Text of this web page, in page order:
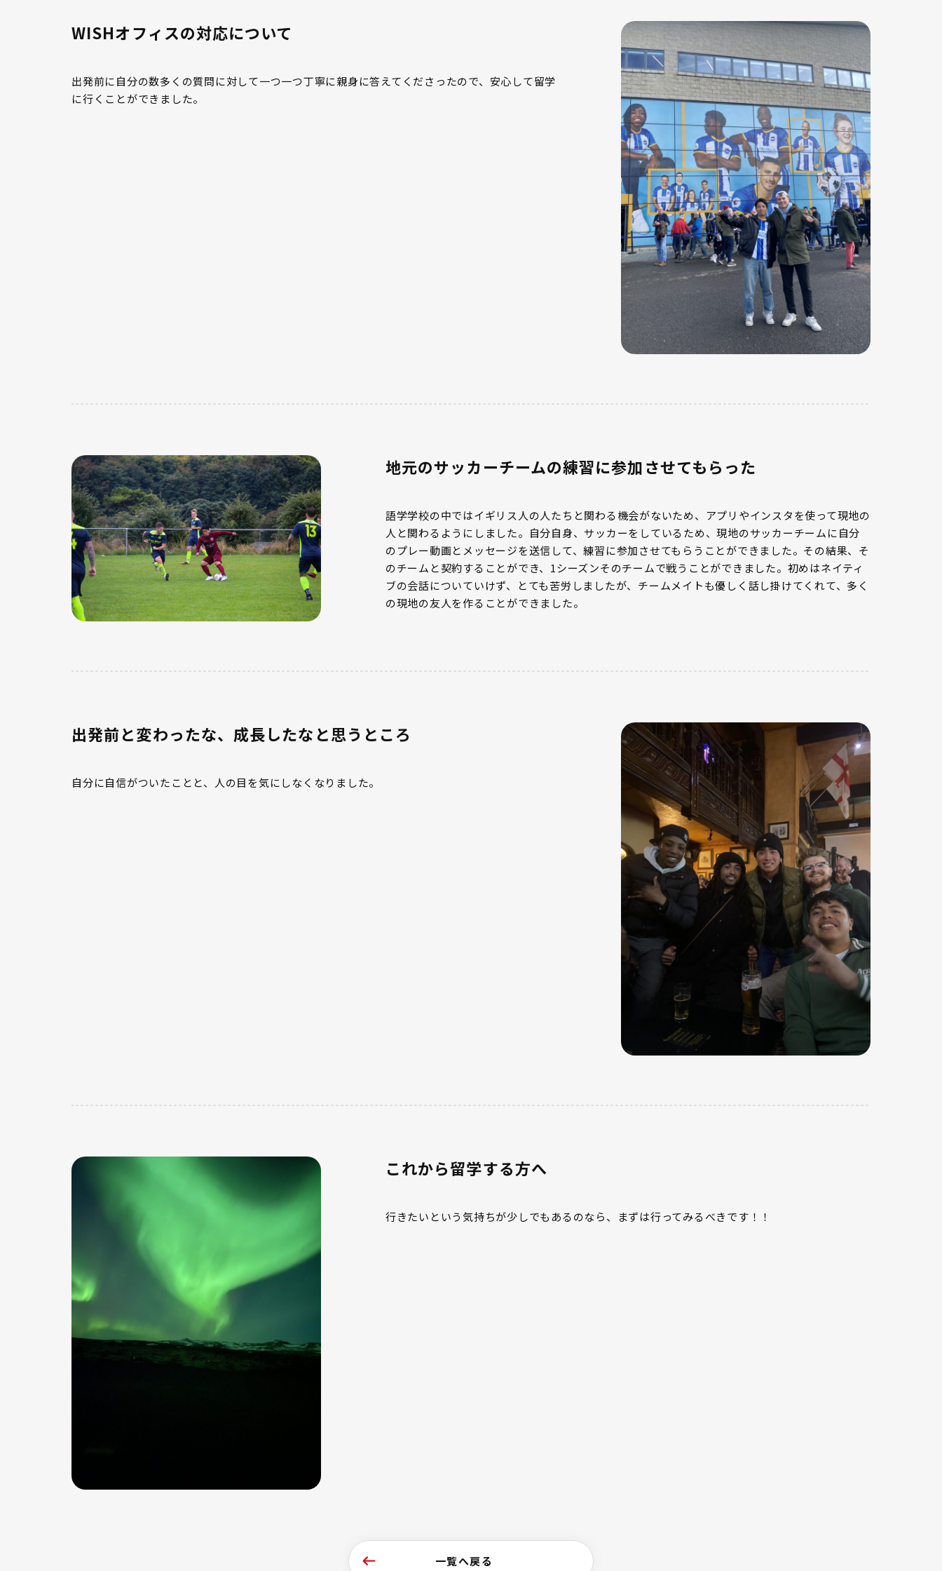
WISHオフィスの対応について
出発前に自分の数多くの質問に対して一つ一つ丁寧に親身に答えてくださったので、安心して留学
に行くことができました。
地元のサッカーチームの練習に参加させてもらった
語学学校の中ではイギリス人の人たちと関わる機会がないため、アプリやインスタを使って現地の
人と関わるようにしました。自分自身、サッカーをしているため、現地のサッカーチームに自分
のプレー動画とメッセージを送信して、練習に参加させてもらうことができました。その結果、そ
のチームと契約することができ、1シーズンそのチームで戦うことができました。初めはネイティ
ブの会話についていけず、とても苦労しましたが、チームメイトも優しく話し掛けてくれて、多く
の現地の友人を作ることができました。
出発前と変わったな、成長したなと思うところ
自分に自信がついたことと、人の目を気にしなくなりました。
これから留学する方へ
行きたいという気持ちが少しでもあるのなら、まずは行ってみるべきです！！
一覧へ戻る